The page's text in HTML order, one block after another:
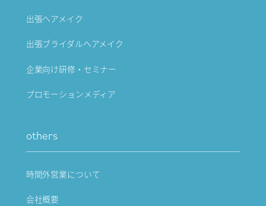
出張ヘアメイク
出張ブライダルヘアメイク
企業向け研修・セミナー
プロモーションメディア
others
時間外営業について
会社概要